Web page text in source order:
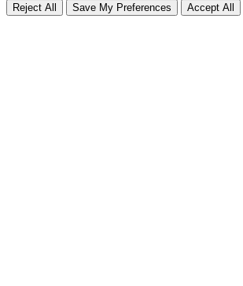
Reject All Save My Preferences Accept All